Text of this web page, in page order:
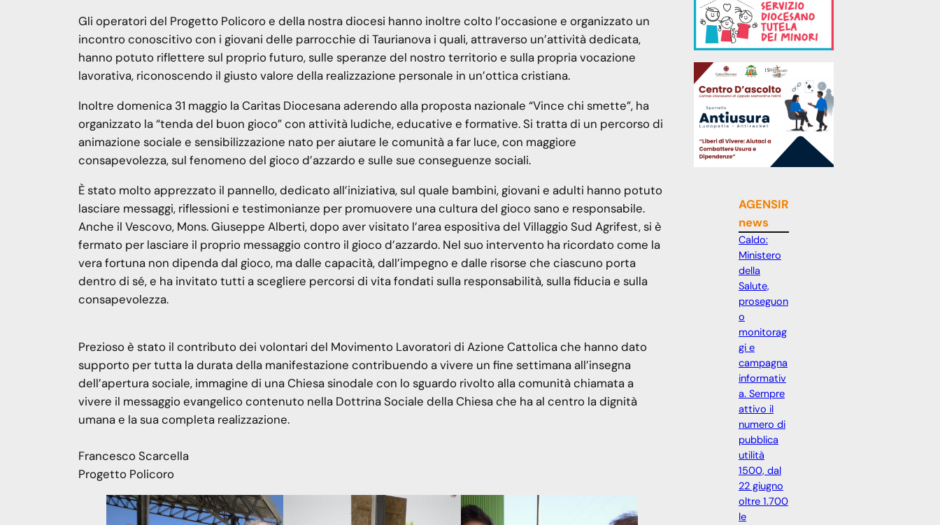
Gli operatori del Progetto Policoro e della nostra diocesi hanno inoltre colto l’occasione e organizzato un
incontro conoscitivo con i giovani delle parrocchie di Taurianova i quali, attraverso un’attività dedicata,
hanno potuto riflettere sul proprio futuro, sulle speranze del nostro territorio e sulla propria vocazione
lavorativa, riconoscendo il giusto valore della realizzazione personale in un’ottica cristiana.
Inoltre domenica 31 maggio la Caritas Diocesana aderendo alla proposta nazionale “Vince chi smette”, ha
organizzato la “tenda del buon gioco” con attività ludiche, educative e formative. Si tratta di un percorso di
animazione sociale e sensibilizzazione nato per aiutare le comunità a far luce, con maggiore
consapevolezza, sul fenomeno del gioco d’azzardo e sulle sue conseguenze sociali.
È stato molto apprezzato il pannello, dedicato all’iniziativa, sul quale bambini, giovani e adulti hanno potuto
lasciare messaggi, riflessioni e testimonianze per promuovere una cultura del gioco sano e responsabile.
Anche il Vescovo, Mons. Giuseppe Alberti, dopo aver visitato l’area espositiva del Villaggio Sud Agrifest, si è
fermato per lasciare il proprio messaggio contro il gioco d’azzardo. Nel suo intervento ha ricordato come la
vera fortuna non dipenda dal gioco, ma dalle capacità, dall’impegno e dalle risorse che ciascuno porta
dentro di sé, e ha invitato tutti a scegliere percorsi di vita fondati sulla responsabilità, sulla fiducia e sulla
consapevolezza.
Prezioso è stato il contributo dei volontari del Movimento Lavoratori di Azione Cattolica che hanno dato
supporto per tutta la durata della manifestazione contribuendo a vivere un fine settimana all’insegna
dell’apertura sociale, immagine di una Chiesa sinodale con lo sguardo rivolto alla comunità chiamata a
vivere il messaggio evangelico contenuto nella Dottrina Sociale della Chiesa che ha al centro la dignità
umana e la sua completa realizzazione.
Francesco Scarcella
Progetto Policoro
AGENSIR
news
Caldo:
Ministero
della
Salute,
proseguon
o
monitorag
gi e
campagna
informativ
a. Sempre
attivo il
numero di
pubblica
utilità
1500, dal
22 giugno
oltre 1.700
le